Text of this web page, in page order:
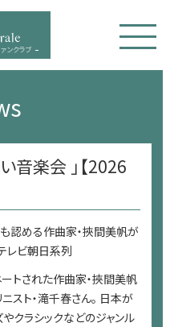
ンクラブ
音楽会 」【2026
認める作曲家・挾間美帆が
レビ朝日系列
トされた作曲家・挾間美帆
スト・滝千春さん。 日本が
クラシックなどのジャンル